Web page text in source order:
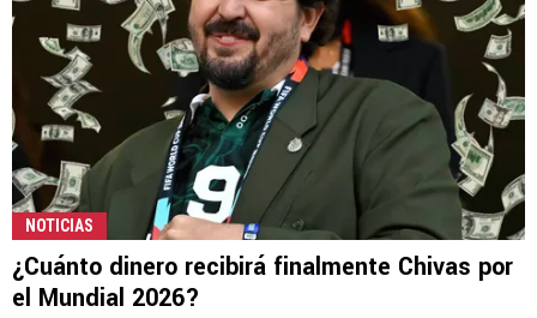
NOTICIAS
¿Cuánto dinero recibirá finalmente Chivas por
el Mundial 2026?